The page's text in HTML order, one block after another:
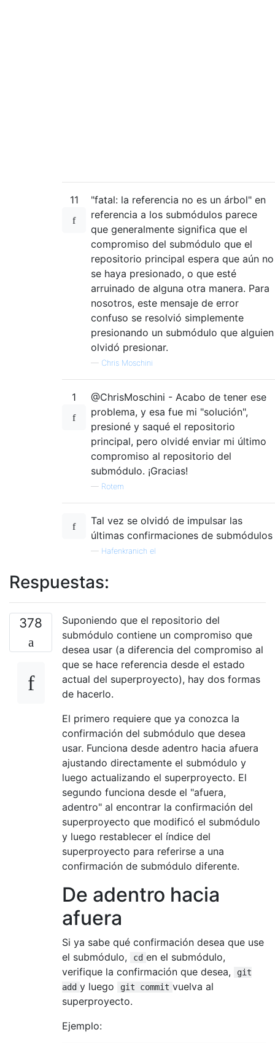
11
"fatal: la referencia no es un árbol" en
referencia a los submódulos parece
que generalmente significa que el
compromiso del submódulo que el
repositorio principal espera que aún no
se haya presionado, o que esté
arruinado de alguna otra manera. Para
nosotros, este mensaje de error
confuso se resolvió simplemente
presionando un submódulo que alguien
olvidó presionar.
— Chris Moschini
1
@ChrisMoschini - Acabo de tener ese
problema, y ​​esa fue mi "solución",
presioné y saqué el repositorio
principal, pero olvidé enviar mi último
compromiso al repositorio del
submódulo. ¡Gracias!
— Rotem
Tal vez se olvidó de impulsar las
últimas confirmaciones de submódulos
— Hafenkranich el
Respuestas:
378
Suponiendo que el repositorio del
submódulo contiene un compromiso que
desea usar (a diferencia del compromiso al
que se hace referencia desde el estado
actual del superproyecto), hay dos formas
de hacerlo.
El primero requiere que ya conozca la
confirmación del submódulo que desea
usar. Funciona desde adentro hacia afuera
ajustando directamente el submódulo y
luego actualizando el superproyecto. El
segundo funciona desde el "afuera,
adentro" al encontrar la confirmación del
superproyecto que modificó el submódulo
y luego restablecer el índice del
superproyecto para referirse a una
confirmación de submódulo diferente.
De adentro hacia
afuera
Si ya sabe qué confirmación desea que use
el submódulo,
cd en el submódulo,
verifique la confirmación que desea,
git
add y luego git commit vuelva al
superproyecto.
Ejemplo: